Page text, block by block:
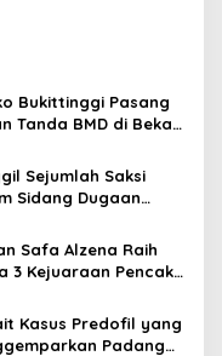
Bukittinggi Pasang
Tanda BMD di Bekas
Sejumlah Saksi
Sidang Dugaan
Haji DS
Safa Alzena Raih
3 Kejuaraan Pencak
Barat
Kasus Predofil yang
Padang